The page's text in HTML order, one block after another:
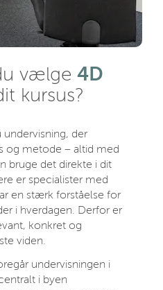
vælge 4D
kursus?
der
og metode – altid med
bruge det direkte i dit
er specialister med
en stærk forståelse for
i hverdagen. Derfor er
konkret og
viden.
undervisningen i
i byen